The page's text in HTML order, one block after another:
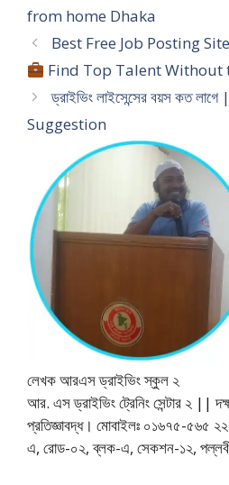
from home Dhaka
Best Free Job Posting
Find Top Talent Without
ড্রাইভিং লাইসেন্সের বয়স কত
Suggestion
লেখক আরএস ড্রাইভিং স্কুল ২
আর. এস ড্রাইভিং ট্রেনিং সেন্টার ২ ||
প্রতিজ্ঞাবদ্ধ। মোবাইলঃ ০১৬৭৫-৫৬৫
এ, রোড-০২, ব্লক-এ, সেকশন-১২, পল্লবী